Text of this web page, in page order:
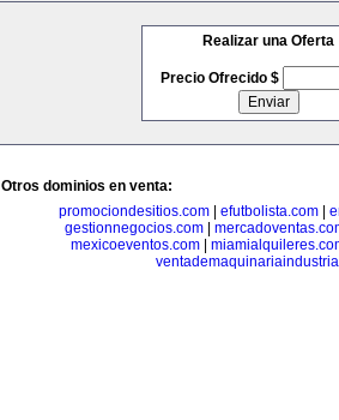
Realizar una Oferta
Precio Ofrecido $
Otros dominios en venta:
promociondesitios.com| efutbolista.com|
gestionnegocios.com
mexicoeventos.com